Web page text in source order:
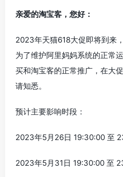
亲爱的淘宝客，您好：
2023年天猫618大促即将到来
为了维护阿里妈妈系统的正常
买和淘宝客的正常推广，在大
请知悉。
预计主要影响时段：
2023年5月26日 19:30:00 至
2023年5月31日 19:30:00 至